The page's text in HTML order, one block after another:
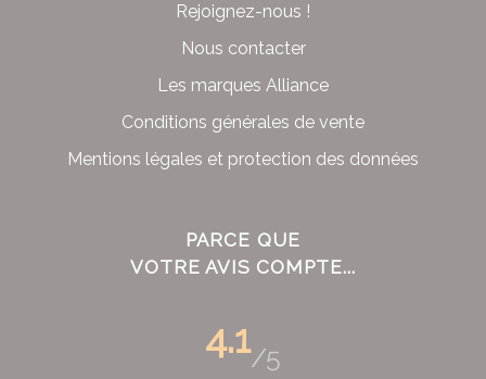
Rejoignez-nous !
Nous contacter
Les marques Alliance
Conditions générales de vente
Mentions légales et protection des données
PARCE QUE
VOTRE AVIS COMPTE...
4.1/5